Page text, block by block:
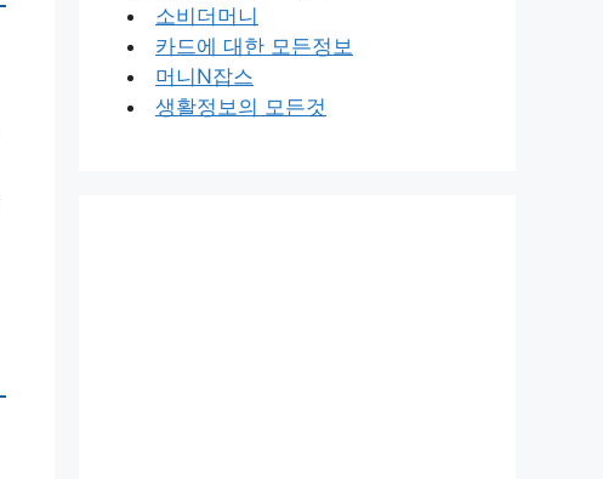
소비더머니
카드에 대한 모든정보
머니N잡스
생활정보의 모든것